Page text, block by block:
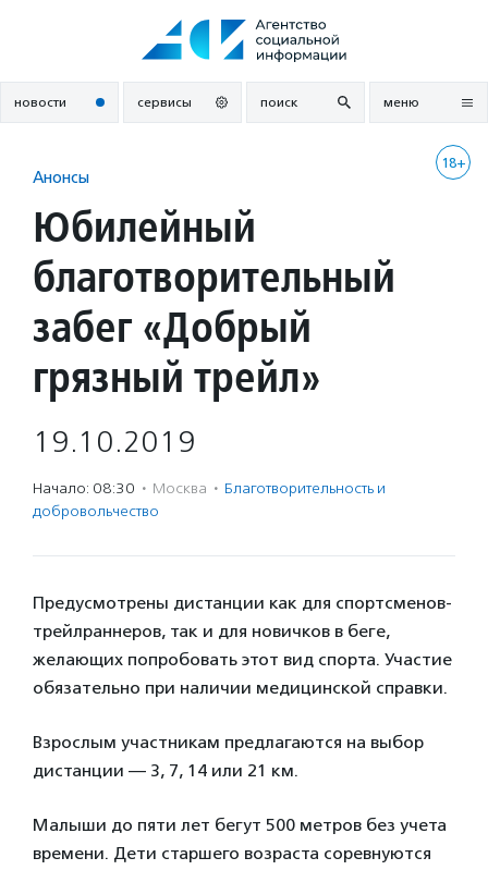
новости сервисы поиск меню
18+
Анонсы
Юбилейный
благотворительный
забег «Добрый
грязный трейл»
19.10.2019
Начало: 08:30 · Москва · Благотвори­тель­ность и
доброволь­чест­во
Предусмотрены дистанции как для спортсменов-
трейлраннеров, так и для новичков в беге,
желающих попробовать этот вид спорта. Участие
обязательно при наличии медицинской справки.
Взрослым участникам предлагаются на выбор
дистанции — 3, 7, 14 или 21 км.
Малыши до пяти лет бегут 500 метров без учета
времени. Дети старшего возраста соревнуются